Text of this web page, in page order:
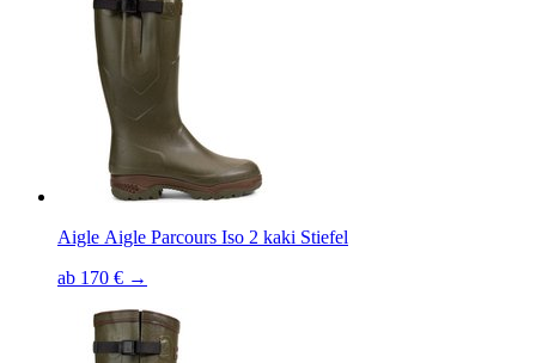
Aigle Aigle Parcours Iso 2 kaki Stiefel
ab 170 € →